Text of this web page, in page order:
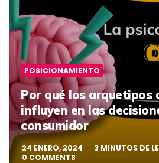
POSICIONAMIENTO
Por qué los arquetipos
influyen en las
consumidor
24 ENERO, 2024 3 MINUTOS DE
0 COMMENTS